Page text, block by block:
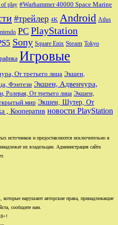
of play #Warhammer 40000 Space Marine
#трейлер 4K Android Atlus
PC PlayStation
Sony Square Enix Steam Tokyo
Игровые
От третьего лица Экшен,
Фэнтези Экшен, Адвенчура,
Ролевая, От третьего лица Экшен,
мир Экшен, Шутер, От
, Кооператив новости PlayStation
источников и предоставляются исключительно в
их владельцам. Администрация сайта
нарушают авторские права, принадлежащие
сообщите нам.